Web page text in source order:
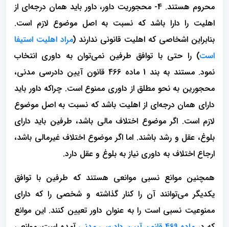
محروم هستند. 4- محجوریت داور، داور باید همان درجه‌ای از
اهلیت را دارا باشد که نسبت به اصل موضوع لازم است.
بنابراین اشخاصی که اهلیت قانونی ندارند (مراد اهلیت استیفا
است) را حتی با توافق طرفین نمی‌توان به داوری انتخاب
نمود. مستند به بند 1 ماده 466 قانون آیین دادرسی مدنی،
محجورین به نحو مطلق از داوری ممنوع است. چراکه داور باید
دارای همان درجه‌ای از اهلیت باشد که نسبت به اصل موضوع
لازم است. اگر موضوع اختلاف مالی باشد، طرفین باید دارای
بلوغ، عقل و رشد باشند. اما اگر موضوع اختلاف غیرمالی باشد،
ارجاع اختلاف به داوری نیاز به بلوغ و عقل دارد.
همچنین موانع نسبی موانعی هستند که طرفین با توافق
یکدیگر می‌توانند آن را کنار گذاشته و شخصی را که دارای
ممنوعیت نسبی است را به عنوان داور تعیین کنند. این موانع